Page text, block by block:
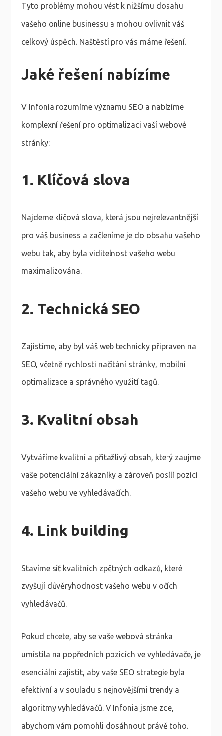
Tyto problémy mohou vést k nižšímu dosahu
vašeho online businessu a mohou ovlivnit váš
celkový úspěch. Naštěstí pro vás máme řešení.
Jaké řešení nabízíme
V Infonia rozumíme významu SEO a nabízíme
komplexní řešení pro optimalizaci vaší webové
stránky:
1. Klíčová slova
Najdeme klíčová slova, která jsou nejrelevantnější
pro váš business a začleníme je do obsahu vašeho
webu tak, aby byla viditelnost vašeho webu
maximalizována.
2. Technická SEO
Zajistíme, aby byl váš web technicky připraven na
SEO, včetně rychlosti načítání stránky, mobilní
optimalizace a správného využití tagů.
3. Kvalitní obsah
Vytváříme kvalitní a přitažlivý obsah, který zaujme
vaše potenciální zákazníky a zároveň posílí pozici
vašeho webu ve vyhledávačích.
4. Link building
Stavíme síť kvalitních zpětných odkazů, které
zvyšují důvěryhodnost vašeho webu v očích
vyhledávačů.
Pokud chcete, aby se vaše webová stránka
umístila na popředních pozicích ve vyhledávače, je
esenciální zajistit, aby vaše SEO strategie byla
efektivní a v souladu s nejnovějšími trendy a
algoritmy vyhledávačů. V Infonia jsme zde,
abychom vám pomohli dosáhnout právě toho.